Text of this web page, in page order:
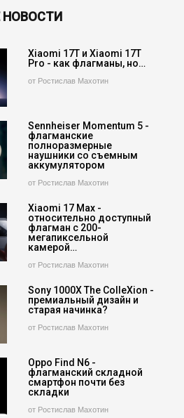
НОВОСТИ
Xiaomi 17T и Xiaomi 17T
Pro - как флагманы, но…
от Ростислав Махотин
Sennheiser Momentum 5 -
флагманские
полноразмерные
наушники со съемным
аккумулятором
от Ростислав Махотин
Xiaomi 17 Max -
относительно доступный
флагман с 200-
мегапиксельной
камерой…
от Ростислав Махотин
Sony 1000X The ColleXion -
премиальный дизайн и
старая начинка?
от Ростислав Махотин
Oppo Find N6 -
флагманский складной
смартфон почти без
складки
от Ростислав Махотин